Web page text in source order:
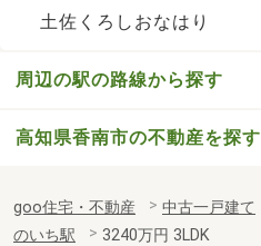
土佐くろしおなはり
周辺の駅の路線から探す
高知県香南市の不動産を探す
goo住宅・不動産 中古一戸建て
のいち駅
3240万円 3LDK